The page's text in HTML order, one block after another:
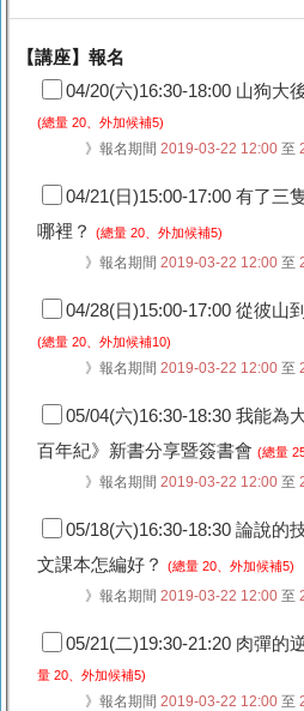
【講座】報名
04/20(六)16:30-18:00 山狗大
(總量 20、外加候補5)
》報名期間 2019-03-22 12:00 至
04/21(日)15:00-17:00 有了三
哪裡？
(總量 20、外加候補5)
》報名期間 2019-03-22 12:00 至
04/28(日)15:00-17:00 從彼山
(總量 20、外加候補10)
》報名期間 2019-03-22 12:00 至
05/04(六)16:30-18:30 我能為
百年紀》新書分享暨簽書會 (總量
》報名期間 2019-03-22 12:00 至
05/18(六)16:30-18:30 論說的
文課本怎編好？
(總量 20、外加候補5)
》報名期間 2019-03-22 12:00 至
05/21(二)19:30-21:20 肉彈的
量 20、外加候補5)
》報名期間 2019-03-22 12:00 至